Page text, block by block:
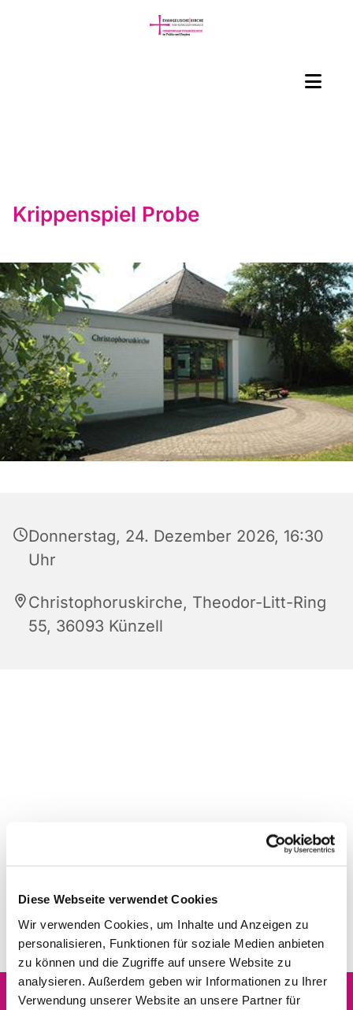
Diese Webseite verwendet Cookies
Wir verwenden Cookies, um Inhalte und Anzeigen zu
personalisieren, Funktionen für soziale Medien anbieten
zu können und die Zugriffe auf unsere Website zu
analysieren. Außerdem geben wir Informationen zu Ihrer
Verwendung unserer Website an unsere Partner für
Krippenspiel Probe
Donnerstag, 24. Dezember 2026, 16:30
Uhr
Christophoruskirche, Theodor-Litt-Ring
55, 36093 Künzell